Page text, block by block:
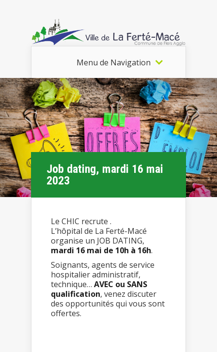
Menu de Navigation
Job dating, mardi 16 mai
2023
Le CHIC recrute .
L’hôpital de La Ferté-Macé
organise un JOB DATING,
mardi 16 mai de 10h à 16h.
Soignants, agents de service
hospitalier administratif,
technique… AVEC ou SANS
qualification, venez discuter
des opportunités qui vous sont
offertes.